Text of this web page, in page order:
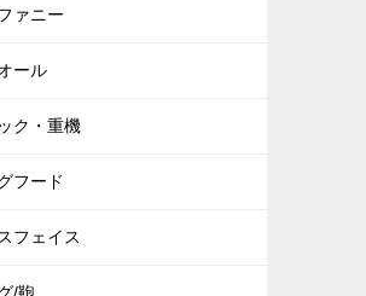
ァニー
ール
ク・重機
フード
フェイス